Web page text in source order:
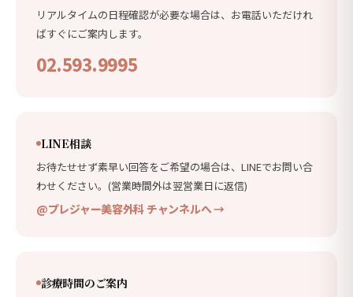
リアルタイムの日程確認が必要な場合は、お電話いただけれ
ばすぐにご案内します。
02.593.9995
LINE相談
お待たせせず素早い回答をご希望の場合は、LINEでお問い合
わせください。(営業時間外は翌営業日に返信)
@プレジャー美容外科 チャンネルへ →
診療時間のご案内